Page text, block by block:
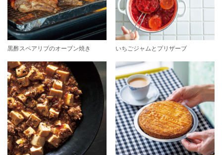
黒酢スペアリブのオーブン焼き いちごジャムとプリザーブ